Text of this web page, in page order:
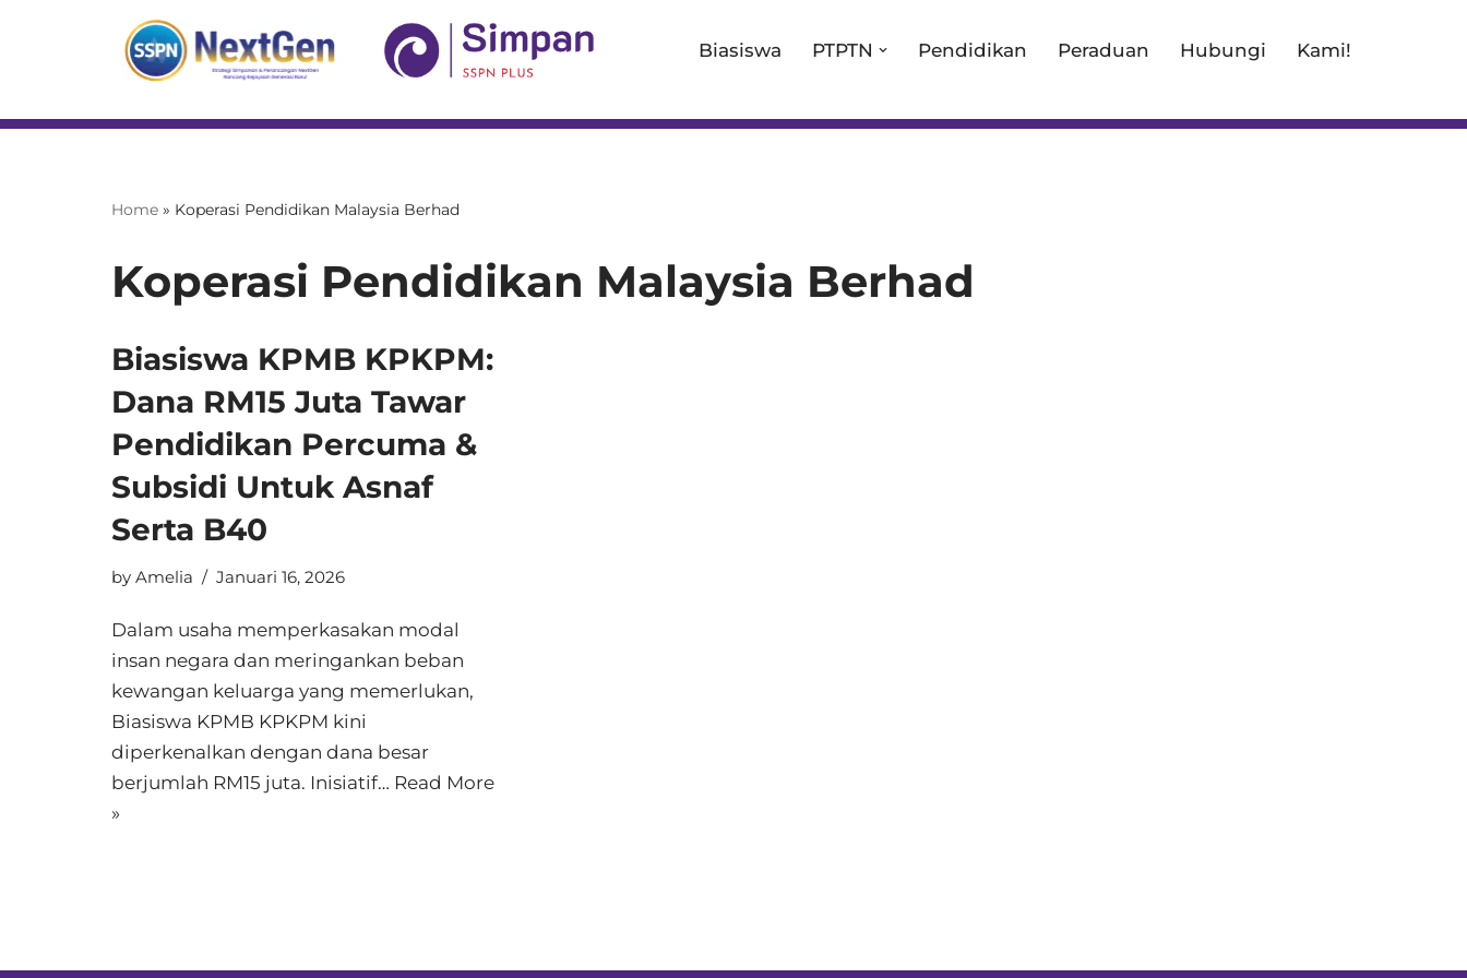
content
Biasiswa PTPTN Pendidikan Peraduan Hubungi Kami!
Home » Koperasi Pendidikan Malaysia Berhad
Koperasi Pendidikan Malaysia Berhad
Biasiswa KPMB KPKPM:
Dana RM15 Juta Tawar
Pendidikan Percuma &
Subsidi Untuk Asnaf
Serta B40
by Amelia Januari 16, 2026
Dalam usaha memperkasakan modal
insan negara dan meringankan beban
kewangan keluarga yang memerlukan,
Biasiswa KPMB KPKPM kini
diperkenalkan dengan dana besar
berjumlah RM15 juta. Inisiatif… Read More
»